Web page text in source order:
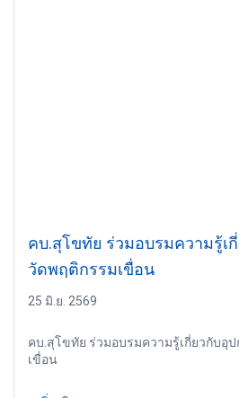
คบ.สุโขทัย ร่วมอบรมความรู้เกี่ยวกับอุปกรณ์ตรวจ
วัดพฤติกรรมเขื่อน
25 มิ.ย. 2569
คบ.สุโขทัย ร่วมอบรมความรู้เกี่ยวกับอุ
เขื่อน